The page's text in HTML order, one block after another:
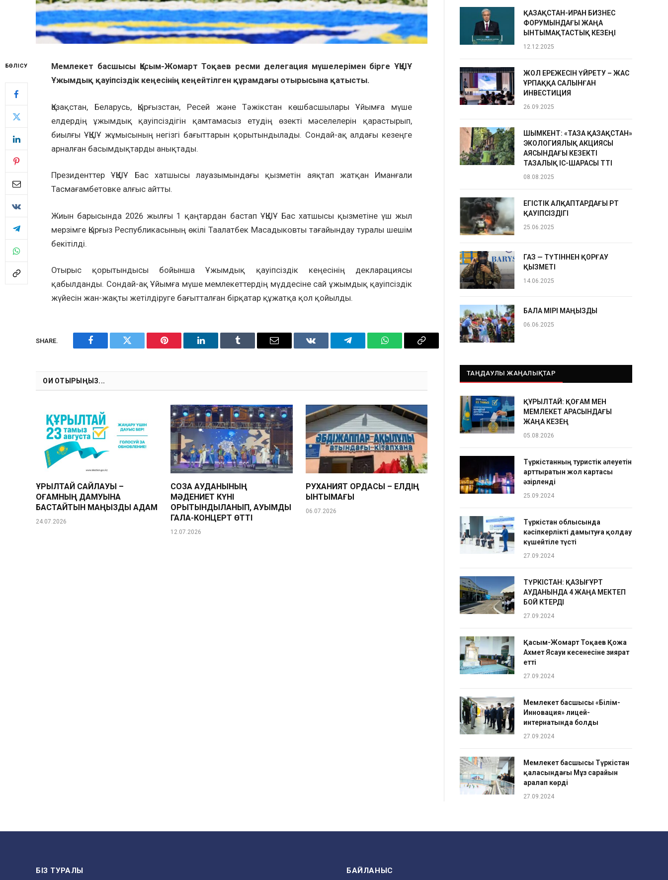
БӨЛІСУ
Мемлекет басшысы Қасым-Жомарт Тоқаев ресми делегация мүшелерімен бірге ҰҚШҰ
Ұжымдық қауіпсіздік кеңесінің кеңейтілген құрамдағы отырысына қатысты.
Қазақстан, Беларусь, Қырғызстан, Ресей және Тәжікстан көшбасшылары Ұйымға мүше
елдердің ұжымдық қауіпсіздігін қамтамасыз етудің өзекті мәселелерін қарастырып,
биылғы ҰҚШҰ жұмысының негізгі бағыттарын қорытындылады. Сондай-ақ алдағы кезеңге
арналған басымдықтарды анықтады.
Президенттер ҰҚШҰ Бас хатшысы лауазымындағы қызметін аяқтап жатқан Иманғали
Тасмағамбетовке алғыс айтты.
Жиын барысында 2026 жылғы 1 қаңтардан бастап ҰҚШҰ Бас хатшысы қызметіне үш жыл
мерзімге Қырғыз Республикасының өкілі Таалатбек Масадыковты тағайындау туралы шешім
бекітілді.
Отырыс қорытындысы бойынша Ұжымдық қауіпсіздік кеңесінің декларациясы
қабылданды. Сондай-ақ Ұйымға мүше мемлекеттердің мүддесіне сай ұжымдық қауіпсіздік
жүйесін жан-жақты жетілдіруге бағытталған бірқатар құжатқа қол қойылды.
SHARE.
Facebook Twitter Pinterest LinkedIn Tumblr Email VKontakteTelegram WhatsAppCopy
ОҚИ ОТЫРЫҢЫЗ...
ҚҰРЫЛТАЙ САЙЛАУЫ –
ҚОҒАМНЫҢ ДАМУЫНА
БАСТАЙТЫН МАҢЫЗДЫ ҚАДАМ
24.07.2026
СОЗАҚ АУДАНЫНЫҢ
МӘДЕНИЕТ КҮНІ
ҚОРЫТЫНДЫЛАНЫП, АУҚЫМДЫ
ГАЛА-КОНЦЕРТ ӨТТІ
12.07.2026
РУХАНИЯТ ОРДАСЫ – ЕЛДІҢ
ЫНТЫМАҒЫ
06.07.2026
ҚАЗАҚСТАН-ИРАН БИЗНЕС
ФОРУМЫНДАҒЫ ЖАҢА
ЫНТЫМАҚТАСТЫҚ КЕЗЕҢІ
12.12.2025
ЖОЛ ЕРЕЖЕСІН ҮЙРЕТУ – ЖАС
ҰРПАҚҚА САЛЫНҒАН
ИНВЕСТИЦИЯ
26.09.2025
ШЫМКЕНТ: «ТАЗА ҚАЗАҚСТАН»
ЭКОЛОГИЯЛЫҚ АКЦИЯСЫ
АЯСЫНДАҒЫ КЕЗЕКТІ
ТАЗАЛЫҚ ІС-ШАРАСЫ ӨТТІ
08.08.2025
ЕГІСТІК АЛҚАПТАРДАҒЫ ӨРТ
ҚАУІПСІЗДІГІ
25.06.2025
ГАЗ — ТҮТІННЕН ҚОРҒАУ
ҚЫЗМЕТІ
14.06.2025
БАЛА ӨМІРІ МАҢЫЗДЫ
06.06.2025
ТАҢДАУЛЫ ЖАҢАЛЫҚТАР
ҚҰРЫЛТАЙ: ҚОҒАМ МЕН
МЕМЛЕКЕТ АРАСЫНДАҒЫ
ЖАҢА КЕЗЕҢ
05.08.2026
Түркістанның туристік әлеуетін
арттыратын жол картасы
әзірленді
25.09.2024
Түркістан облысында
кәсіпкерлікті дамытуға қолдау
күшейтіле түсті
27.09.2024
ТҮРКІСТАН: ҚАЗЫҒҰРТ
АУДАНЫНДА 4 ЖАҢА МЕКТЕП
БОЙ КӨТЕРДІ
27.09.2024
Қасым-Жомарт Тоқаев Қожа
Ахмет Ясауи кесенесіне зиярат
етті
27.09.2024
Мемлекет басшысы «Білім-
Инновация» лицей-
интернатында болды
27.09.2024
Мемлекет басшысы Түркістан
қаласындағы Мұз сарайын
аралап көрді
27.09.2024
БІЗ ТУРАЛЫ БАЙЛАНЫС